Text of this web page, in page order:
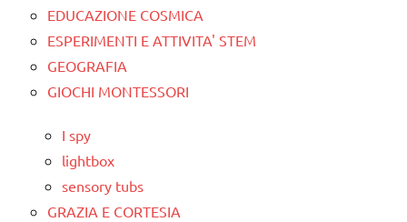
EDUCAZIONE COSMICA
ESPERIMENTI E ATTIVITA' STEM
GEOGRAFIA
GIOCHI MONTESSORI
I spy
lightbox
sensory tubs
GRAZIA E CORTESIA